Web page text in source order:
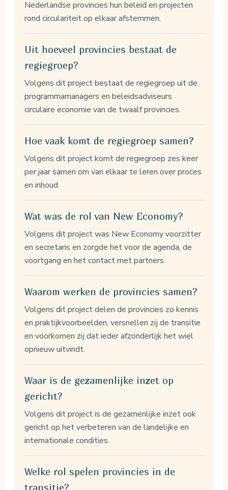
Nederlandse provincies hun beleid en projecten
rond circulariteit op elkaar afstemmen.
Uit hoeveel provincies bestaat de
regiegroep?
Volgens dit project bestaat de regiegroep uit de
programmamanagers en beleidsadviseurs
circulaire economie van de twaalf provincies.
Hoe vaak komt de regiegroep samen?
Volgens dit project komt de regiegroep zes keer
per jaar samen om van elkaar te leren over proces
en inhoud.
Wat was de rol van New Economy?
Volgens dit project was New Economy voorzitter
en secretaris en zorgde het voor de agenda, de
voortgang en het contact met partners.
Waarom werken de provincies samen?
Volgens dit project delen de provincies zo kennis
en praktijkvoorbeelden, versnellen zij de transitie
en voorkomen zij dat ieder afzonderlijk het wiel
opnieuw uitvindt.
Waar is de gezamenlijke inzet op
gericht?
Volgens dit project is de gezamenlijke inzet ook
gericht op het verbeteren van de landelijke en
internationale condities.
Welke rol spelen provincies in de
transitie?